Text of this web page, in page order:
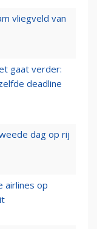
vliegveld van
gaat verder:
deadline
dag op rij
airlines op